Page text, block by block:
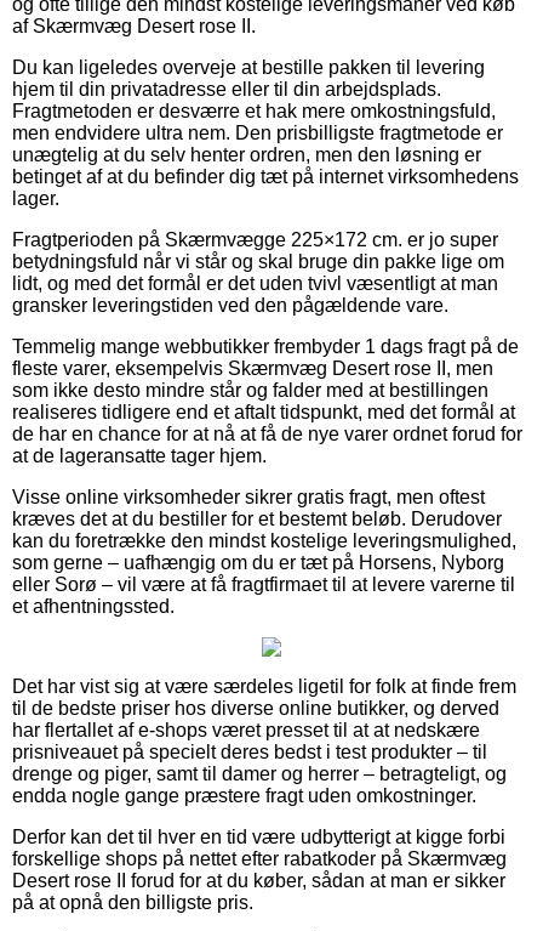
af Skærmvæg Desert rose II.
Du kan ligeledes overveje at bestille pakken til levering
hjem til din privatadresse eller til din arbejdsplads.
Fragtmetoden er desværre et hak mere omkostningsfuld,
men endvidere ultra nem. Den prisbilligste fragtmetode er
unægtelig at du selv henter ordren, men den løsning er
betinget af at du befinder dig tæt på internet virksomhedens
lager.
Fragtperioden på Skærmvægge 225×172 cm. er jo super
betydningsfuld når vi står og skal bruge din pakke lige om
lidt, og med det formål er det uden tvivl væsentligt at man
gransker leveringstiden ved den pågældende vare.
Temmelig mange webbutikker frembyder 1 dags fragt på de
fleste varer, eksempelvis Skærmvæg Desert rose II, men
som ikke desto mindre står og falder med at bestillingen
realiseres tidligere end et aftalt tidspunkt, med det formål at
de har en chance for at nå at få de nye varer ordnet forud for
at de lageransatte tager hjem.
Visse online virksomheder sikrer gratis fragt, men oftest
kræves det at du bestiller for et bestemt beløb. Derudover
kan du foretrække den mindst kostelige leveringsmulighed,
som gerne – uafhængig om du er tæt på Horsens, Nyborg
eller Sorø – vil være at få fragtfirmaet til at levere varerne til
et afhentningssted.
Det har vist sig at være særdeles ligetil for folk at finde frem
til de bedste priser hos diverse online butikker, og derved
har flertallet af e-shops været presset til at at nedskære
prisniveauet på specielt deres bedst i test produkter – til
drenge og piger, samt til damer og herrer – betragteligt, og
endda nogle gange præstere fragt uden omkostninger.
Derfor kan det til hver en tid være udbytterigt at kigge forbi
forskellige shops på nettet efter rabatkoder på Skærmvæg
Desert rose II forud for at du køber, sådan at man er sikker
på at opnå den billigste pris.